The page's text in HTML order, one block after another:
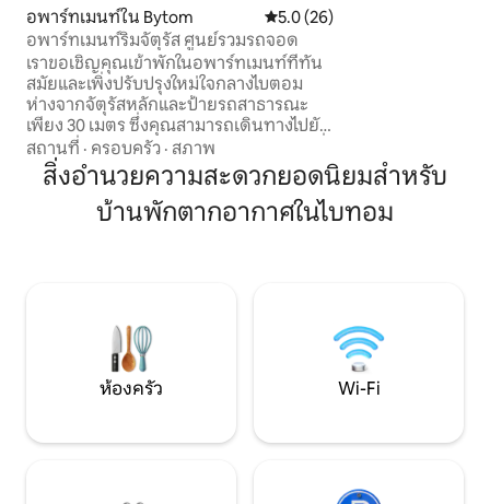
อพาร์ทเมนท์ใน Bytom คะแนนเฉลี่ย 5.0 จาก 5, 26 รีวิว
5.0 (26)
อพาร์ทเมนท์ริมจัตุรัส ศูนย์รวมรถจอด
เราขอเชิญคุณเข้าพักในอพาร์ทเมนท์ที่ทัน
สมัยและเพิ่งปรับปรุงใหม่ใจกลางไบตอม
ห่างจากจัตุรัสหลักและป้ายรถสาธารณะ
เพียง 30 เมตร ซึ่งคุณสามารถเดินทางไปยัง
เมืองใกล้เคียงได้อย่างง่ายดาย เป็นสถานที่
ที่สมบูรณ์แบบสำหรับผู้เข้าพักที่ให้ความ
สำคัญกับความสะดวกสบาย ทำเลที่ตั้งดี
เยี่ยม และการตกแต่งภายในที่มีสไตล์ อพาร์
ทเมนท์ขนาด 38 ตร.ม. มีห้องนอนแยก
เฉพาะสำหรับการทำงานทางไกล ราย
ละเอียดที่มีสไตล์และบรรยากาศที่อบอุ่น
เหมือนอยู่บ้านจะทำให้คุณรู้สึกพิเศษอย่าง
แท้จริง ทุกอย่างที่คุณต้องการ – ร้านอาหาร
ภาพยนตร์ – อยู่ห่างออกไปเพียงไม่กี่ก้าว
สถานที่ · ครอบครัว · สภาพ
สิ่งอำนวยความสะดวกยอดนิยมสำหรับ
บ้านพักตากอากาศในไบทอม
ห้องครัว Wi-Fi